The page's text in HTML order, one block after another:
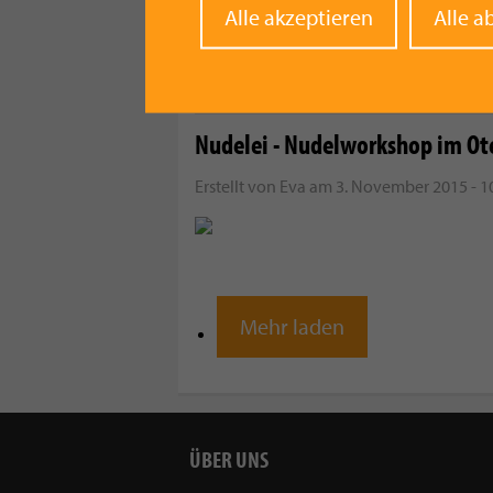
Erstellt vonvmediaam2. März 2016 -
Nudelei - Nudelworkshop im
Erstellt von Eva am 3. November 2015 -
Mehr laden
ÜBER UNS
Alle akzeptieren Alle